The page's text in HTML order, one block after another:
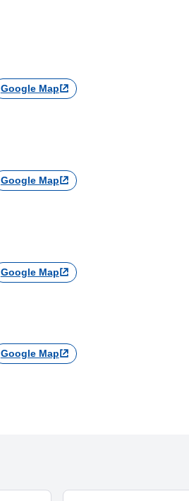
Google Map
Google Map
Google Map
Google Map